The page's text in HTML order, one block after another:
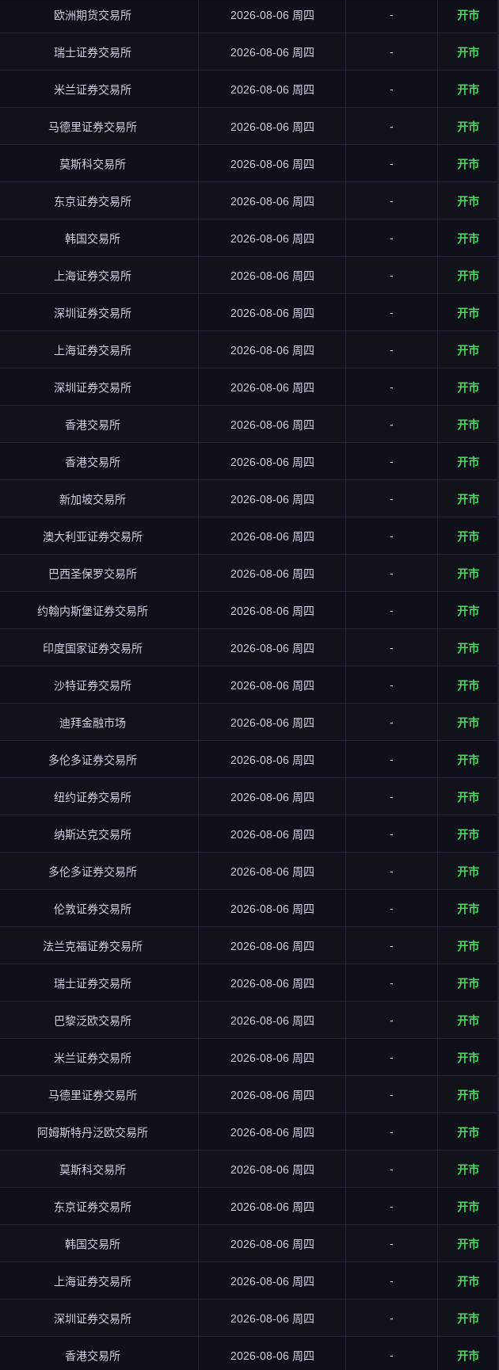
欧洲期货交易所 2026-08-06 周四 - 开市
瑞士证券交易所 2026-08-06 周四 - 开市
米兰证券交易所 2026-08-06 周四 - 开市
马德里证券交易所 2026-08-06 周四 - 开市
莫斯科交易所 2026-08-06 周四 - 开市
东京证券交易所 2026-08-06 周四 - 开市
韩国交易所 2026-08-06 周四 - 开市
上海证券交易所 2026-08-06 周四 - 开市
深圳证券交易所 2026-08-06 周四 - 开市
上海证券交易所 2026-08-06 周四 - 开市
深圳证券交易所 2026-08-06 周四 - 开市
香港交易所 2026-08-06 周四 - 开市
香港交易所 2026-08-06 周四 - 开市
新加坡交易所 2026-08-06 周四 - 开市
澳大利亚证券交易所 2026-08-06 周四 - 开市
巴西圣保罗交易所 2026-08-06 周四 - 开市
约翰内斯堡证券交易所 2026-08-06 周四 - 开市
印度国家证券交易所 2026-08-06 周四 - 开市
沙特证券交易所 2026-08-06 周四 - 开市
迪拜金融市场 2026-08-06 周四 - 开市
多伦多证券交易所 2026-08-06 周四 - 开市
纽约证券交易所 2026-08-06 周四 - 开市
纳斯达克交易所 2026-08-06 周四 - 开市
多伦多证券交易所 2026-08-06 周四 - 开市
伦敦证券交易所 2026-08-06 周四 - 开市
法兰克福证券交易所 2026-08-06 周四 - 开市
瑞士证券交易所 2026-08-06 周四 - 开市
巴黎泛欧交易所 2026-08-06 周四 - 开市
米兰证券交易所 2026-08-06 周四 - 开市
马德里证券交易所 2026-08-06 周四 - 开市
阿姆斯特丹泛欧交易所 2026-08-06 周四 - 开市
莫斯科交易所 2026-08-06 周四 - 开市
东京证券交易所 2026-08-06 周四 - 开市
韩国交易所 2026-08-06 周四 - 开市
上海证券交易所 2026-08-06 周四 - 开市
深圳证券交易所 2026-08-06 周四 - 开市
香港交易所 2026-08-06 周四 - 开市